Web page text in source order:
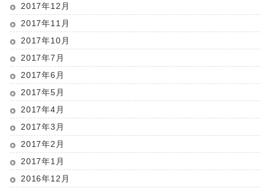
2017年12月
2017年11月
2017年10月
2017年7月
2017年6月
2017年5月
2017年4月
2017年3月
2017年2月
2017年1月
2016年12月